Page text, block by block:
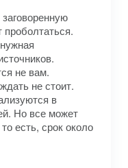
проболтаться.
не вам.
не стоит.
в
Но все может
есть, срок около